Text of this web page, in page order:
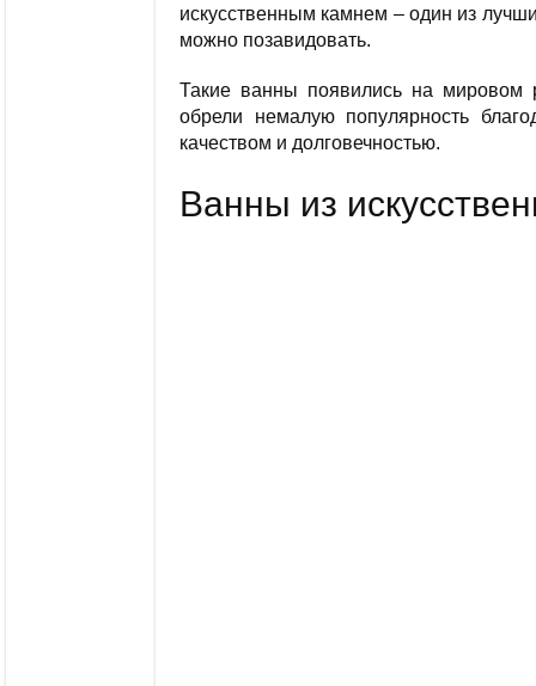
искусственным камнем – один из
можно позавидовать.
Такие ванны появились на мировом
обрели немалую популярность
качеством и долговечностью.
Ванны из